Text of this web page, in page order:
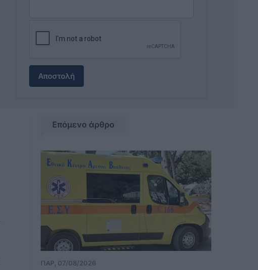
Αποστολή
Επόμενο άρθρο
ΠΑΡ, 07/08/2026